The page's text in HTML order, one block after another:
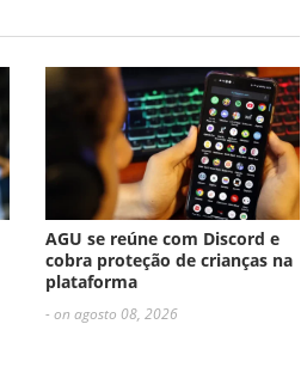
AGU se reúne com Discord e
cobra proteção de crianças na
plataforma
- on agosto 08, 2026